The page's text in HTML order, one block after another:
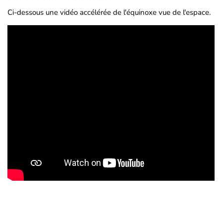
Ci-dessous une vidéo accélérée de l'équinoxe vue de l'espace.